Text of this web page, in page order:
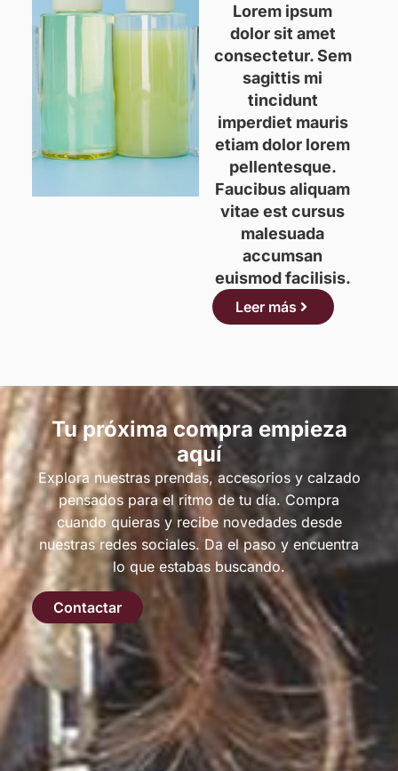
Lorem ipsum
dolor sit amet
consectetur. Sem
sagittis mi
tincidunt
imperdiet mauris
etiam dolor lorem
pellentesque.
Faucibus aliquam
vitae est cursus
malesuada
accumsan
euismod facilisis.
Leer más
Tu próxima compra empieza
aquí
Explora nuestras prendas, accesorios y calzado
pensados para el ritmo de tu día. Compra
cuando quieras y recibe novedades desde
nuestras redes sociales. Da el paso y encuentra
lo que estabas buscando.
Contactar